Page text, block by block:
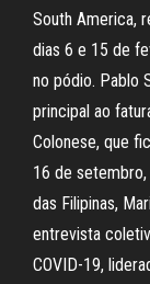
South America,
dias 6 e 15 de
no pódio. Pablo
principal ao
Colonese, que
16 de
das Filipinas,
entrevista
COVID-19,